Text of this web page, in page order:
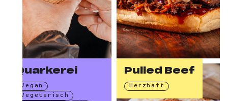
Quarkerei
Vegan
Vegetarisch
Pulled Beef
Herzhaft